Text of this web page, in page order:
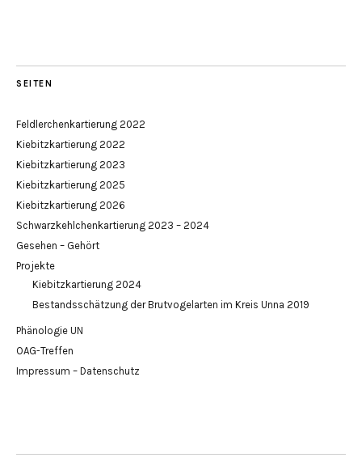
SEITEN
Feldlerchenkartierung 2022
Kiebitzkartierung 2022
Kiebitzkartierung 2023
Kiebitzkartierung 2025
Kiebitzkartierung 2026
Schwarzkehlchenkartierung 2023 – 2024
Gesehen – Gehört
Projekte
Kiebitzkartierung 2024
Bestandsschätzung der Brutvogelarten im Kreis Unna 2019
Phänologie UN
OAG-Treffen
Impressum – Datenschutz